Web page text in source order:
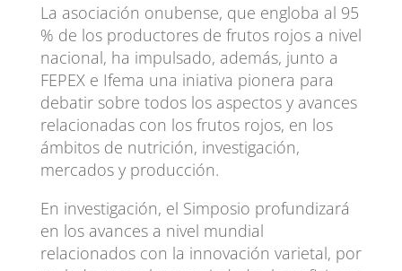
La asociación onubense, que engloba al 95
% de los productores de frutos rojos a nivel
nacional, ha impulsado, además, junto a
FEPEX e Ifema una iniativa pionera para
debatir sobre todos los aspectos y avances
relacionadas con los frutos rojos, en los
ámbitos de nutrición, investigación,
mercados y producción.
En investigación, el Simposio profundizará
en los avances a nivel mundial
relacionados con la innovación varietal, por